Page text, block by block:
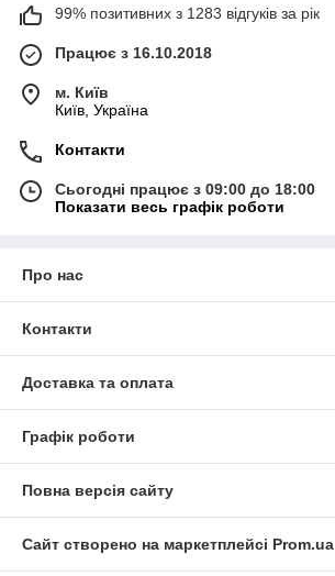
99% позитивних з 1283 відгуків за рік
Працює з 16.10.2018
м. Київ
Київ, Україна
Контакти
Сьогодні працює з 09:00 до 18:00
Показати весь графік роботи
Про нас
Контакти
Доставка та оплата
Графік роботи
Повна версія сайту
Сайт створено на маркетплейсі Prom.ua